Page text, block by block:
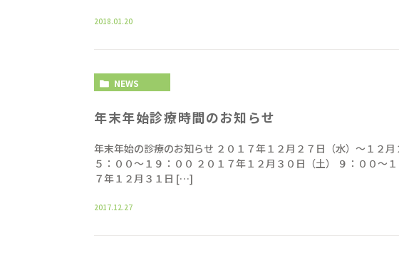
2018.01.20
NEWS
年末年始診療時間のお知らせ
年末年始の診療のお知らせ ２０１７年１２月２７日（水）〜１２
５：００〜１９：００ ２０１７年１２月３０日（土） ９：００〜
７年１２月３１日 […]
2017.12.27